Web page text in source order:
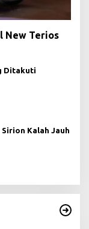
New Terios
Ditakuti
Kalah Jauh